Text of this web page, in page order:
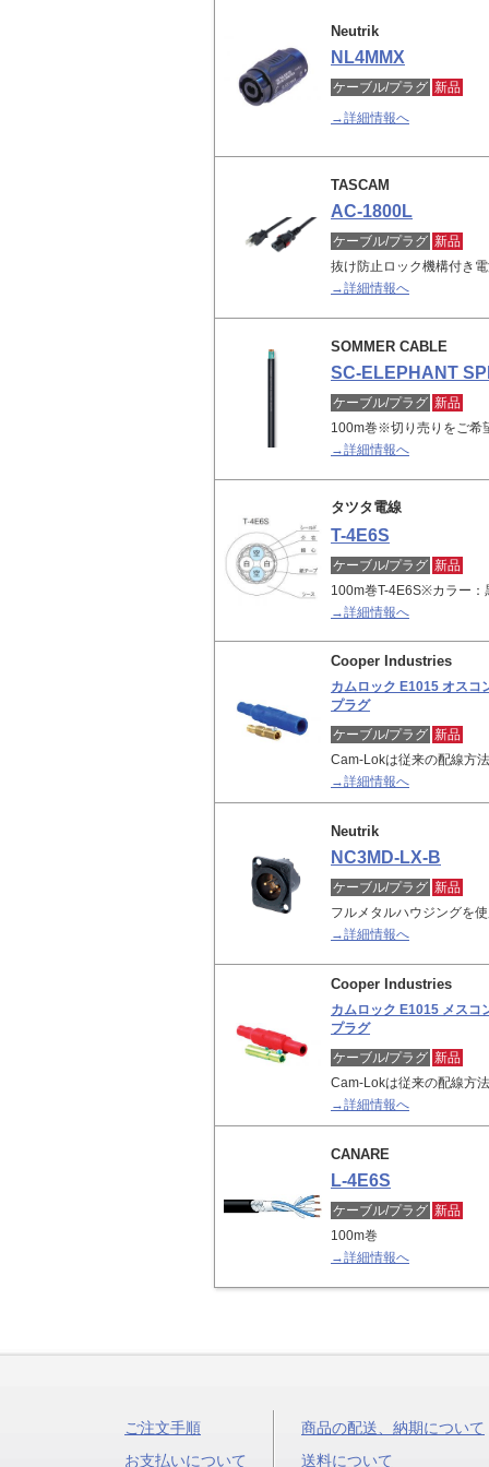
Neutrik
NL4MMX
ケーブル/プラグ 新品
→詳細情報へ
TASCAM
AC-1800L
ケーブル/プラグ 新品
抜け防止ロック機構付き
→詳細情報へ
SOMMER CABLE
SC-ELEPHANT
ケーブル/プラグ 新品
100m巻※切り売りをご希
→詳細情報へ
タツタ電線
T-4E6S
ケーブル/プラグ 新品
100m巻T-4E6S※カラー
→詳細情報へ
Cooper Industries
カムロック E1015 オスコ
プラグ
ケーブル/プラグ 新品
Cam-Lokは従来の配線方
→詳細情報へ
Neutrik
NC3MD-LX-B
ケーブル/プラグ 新品
フルメタルハウジングを
→詳細情報へ
Cooper Industries
カムロック E1015 メスコ
プラグ
ケーブル/プラグ 新品
Cam-Lokは従来の配線方
→詳細情報へ
CANARE
L-4E6S
ケーブル/プラグ 新品
100m巻
→詳細情報へ
ご注文手順
お支払いについて
商品の配送、納期について
送料について